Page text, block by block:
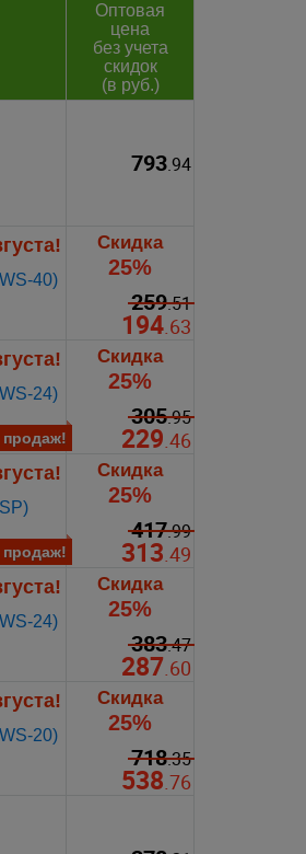
Оптовая
цена
без учета
скидок
(в руб.)
793.94
40)
Скидка
25%
259.51
194.63
24)
продаж!
Скидка
25%
305.95
229.46
продаж!
Скидка
25%
417.99
313.49
24)
Скидка
25%
383.47
287.60
20)
Скидка
25%
718.35
538.76